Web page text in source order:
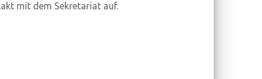
mit dem Sekretariat auf.